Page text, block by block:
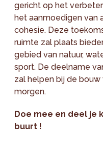
gericht op het
het aanmoedigen van
cohesie. Deze
ruimte zal plaats
gebied van natuur,
sport. De deelname
zal helpen bij de bouw
morgen.
Doe mee en deel je
buurt !